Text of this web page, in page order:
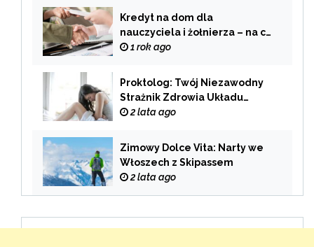
Kredyt na dom dla
nauczyciela i żołnierza – na co
zwrócić uwagę przy wyborze
1 rok ago
Proktolog: Twój Niezawodny
Strażnik Zdrowia Układu
Pokarmowego
2 lata ago
Zimowy Dolce Vita: Narty we
Włoszech z Skipassem
2 lata ago